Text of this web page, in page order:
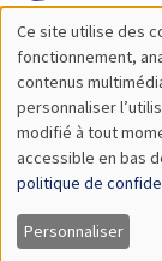
des
données
et
Ce site utilise des
fonctionnement,
contenus
personnaliser
modifié à tout
accessible en bas
politique de
Personnaliser